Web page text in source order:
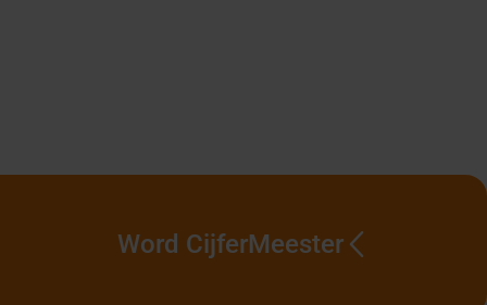
Word CijferMeester